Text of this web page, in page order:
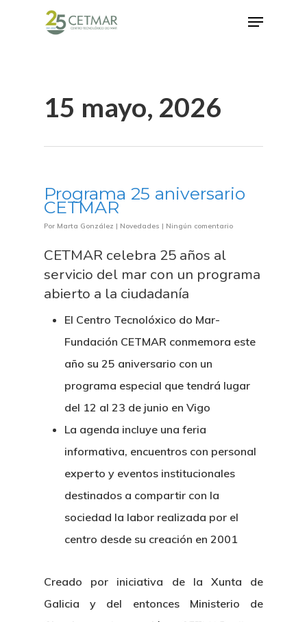
15 mayo, 2026
Programa 25 aniversario
CETMAR
Por Marta González | Novedades | Ningún comentario
CETMAR celebra 25 años al
servicio del mar con un programa
abierto a la ciudadanía
El Centro Tecnolóxico do Mar-
Fundación CETMAR conmemora este
año su 25 aniversario con un
programa especial que tendrá lugar
del 12 al 23 de junio en Vigo
La agenda incluye una feria
informativa, encuentros con personal
experto y eventos institucionales
destinados a compartir con la
sociedad la labor realizada por el
centro desde su creación en 2001
Creado por iniciativa de la Xunta de
Galicia y del entonces Ministerio de